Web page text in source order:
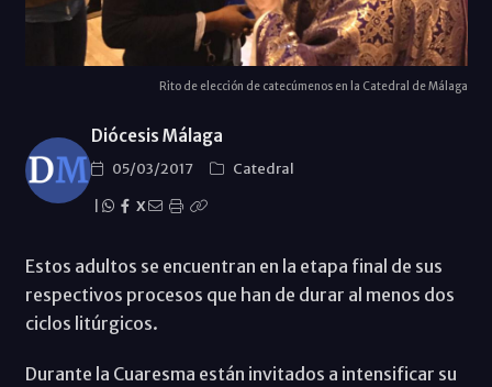
Rito de elección de catecúmenos en la Catedral de Málaga
Diócesis Málaga
05/03/2017
Catedral
X
Estos adultos se encuentran en la etapa final de sus
respectivos procesos que han de durar al menos dos
ciclos litúrgicos.
Durante la Cuaresma están invitados a intensificar su